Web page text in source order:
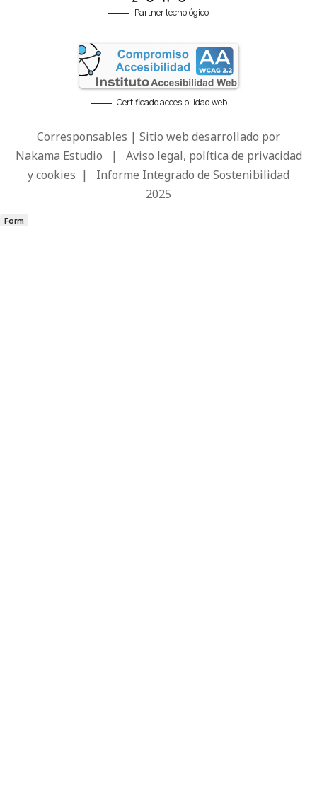
Partner tecnológico
Certificado accesibilidad web
Corresponsables | Sitio web desarrollado por
Nakama Estudio | Aviso legal, política de privacidad
y cookies | Informe Integrado de Sostenibilidad
2025
Form